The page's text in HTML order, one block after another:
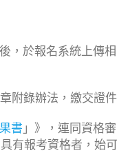
，於報名系統上傳
錄辦法，繳交證
書 」》，連同資格
有報考資格者，始